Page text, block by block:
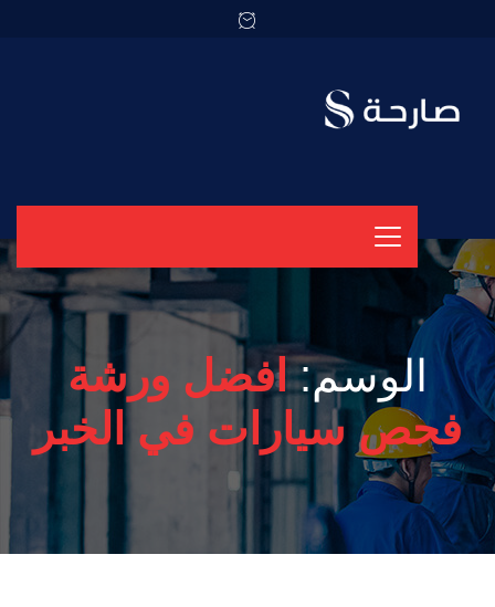
الوسم:افضل ورشة
فحص سيارات في الخبر